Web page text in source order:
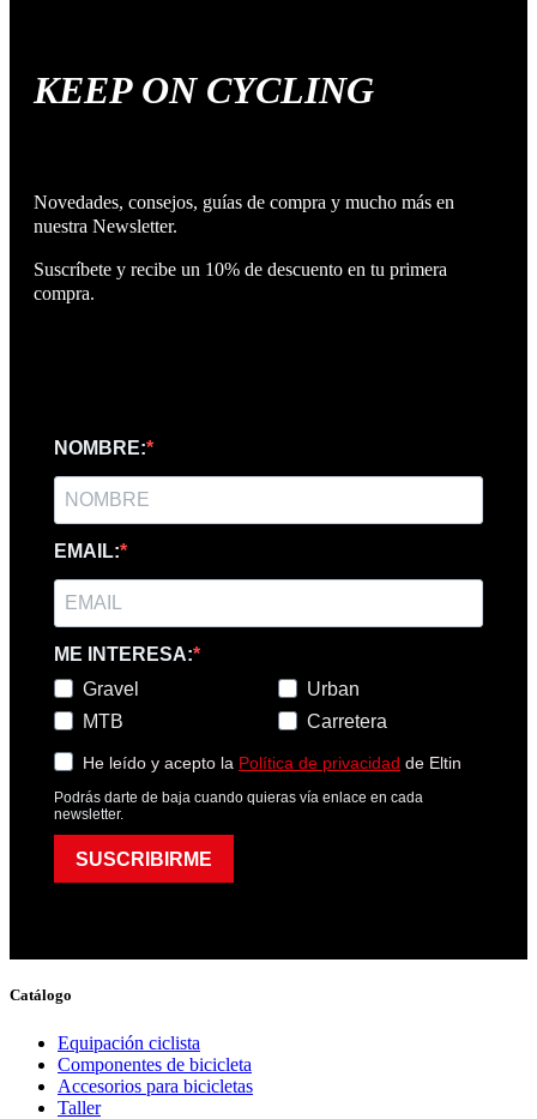
KEEP ON CYCLING
Novedades, consejos, guías de compra y mucho más en
nuestra Newsletter.
Suscríbete y recibe un 10% de descuento en tu primera
compra.
NOMBRE:
EMAIL:
ME INTERESA:
Gravel
MTB
Urban
Carretera
He leído y acepto la Política de privacidad de Eltin
Podrás darte de baja cuando quieras vía enlace en cada
newsletter.
SUSCRIBIRME
Catálogo
Equipación ciclista
Componentes de bicicleta
Accesorios para bicicletas
Taller